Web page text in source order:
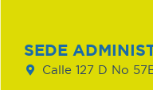
SEDE
Calle 127 D No